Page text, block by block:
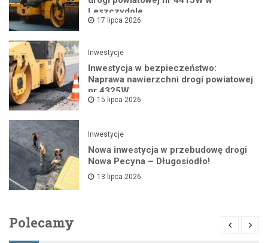
Leszczydole
17 lipca 2026
Inwestycje
Inwestycja w bezpieczeństwo:
Naprawa nawierzchni drogi powiatowej
nr 4325W
15 lipca 2026
Inwestycje
Nowa inwestycja w przebudowę drogi
Nowa Pecyna – Długosiodło!
13 lipca 2026
Polecamy